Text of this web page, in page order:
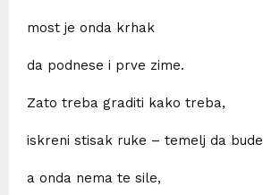
most je onda krhak
da podnese i prve zime.
Zato treba graditi kako treba,
iskreni stisak ruke – temelj da bude
a onda nema te sile,